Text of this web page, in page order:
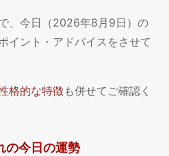
、今日（2026年8月9日）の
イント・アドバイスをさせて
格的な特徴も併せてご確認く
の今日の運勢